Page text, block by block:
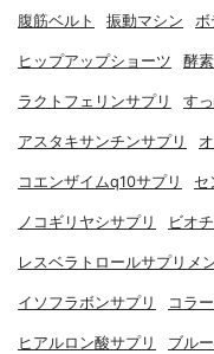
腹筋ベルト 振動マシン ボ
ヒップアップショーツ 酵
ラクトフェリンサプリ す
アスタキサンチンサプリ
コエンザイムq10サプリ セ
ノコギリヤシサプリ ビオ
レスベラトロールサプリメ
イソフラボンサプリ コラ
ヒアルロン酸サプリ ブル